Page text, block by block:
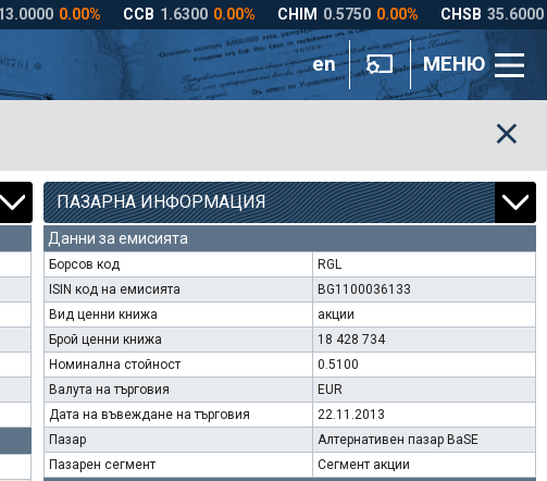
en МЕНЮ
ПАЗАРНА ИНФОРМАЦИЯ
Данни за емисията
Борсов код
RGL
ISIN код на емисията
BG1100036133
Вид ценни книжа
акции
Брой ценни книжа
18 428 734
Номинална стойност
0.5100
Валута на търговия
EUR
Дата на въвеждане на търговия
22.11.2013
Пазар
Алтернативен пазар BaSE
Пазарен сегмент
Сегмент акции